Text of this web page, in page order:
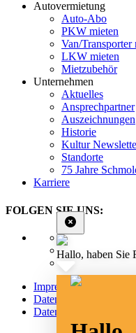
Autovermietung
Auto-Abo
PKW mieten
Van/Transporter
LKW mieten
Mietzubehör
Unternehmen
Aktuelles
Ansprechpartner
Auszeichnungen
Historie
Kultur
Standorte
75 Jahre
Karriere
FOLGEN SIE UNS:
Impressum
Datenschutz
Datenschutz Social
Hallo, haben Sie